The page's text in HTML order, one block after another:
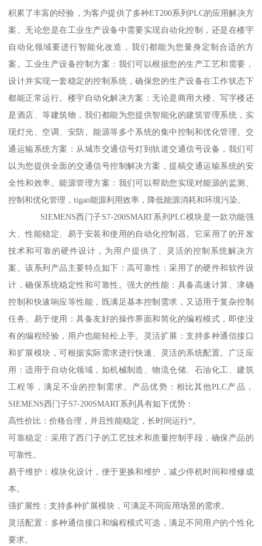
积累了丰富的经验，为客户提供了多种ET200系列PLC的应用解决方
案。无论您是在工业生产设备中需要实现自动化控制，还是在楼宇
自动化领域要进行智能化改造，我们都能为您量身定制合适的方
案。工业生产设备控制方案：我们可以根据您的生产工艺和需要，
设计并实现一套稳定的控制系统，确保您的生产设备在工作状态下
都能正常运行。楼宇自动化解决方案：无论是商用大楼、写字楼还
是酒店、等建筑物，我们都能为您提供智能化的建筑管理系统，实
现灯光、空调、安防、能源等多个系统的集中控制和优化管理。交
通运输系统方案：从城市交通信号灯到轨道交通信号设备，我们可
以为您提供全面的交通信号控制解决方案，提稿交通运输系统的安
全性和效率。能源管理方案：我们可以帮助您实现对能源的监测、
控制和优化管理，tigao能源利用效率，降低能源消耗和环境污染。
SIEMENS西门子S7-200SMART系列PLC模块是一款功能强
大、性能稳定、易于安装和使用的自动化控制器。它采用了的开发
技术和可靠的硬件设计，为用户提供了、灵活的控制系统解决方
案。该系列产品主要特点如下：高可靠性：采用了的硬件和软件设
计，确保系统稳定性和可靠性。强大的性能：具备高速计算、津确
控制和快速响应等性能，既满足基本控制需求，又适用于复杂控制
任务。易于使用：具备友好的操作界面和简化的编程模式，即使没
有的编程经验，用户也能轻松上手。灵活扩展：支持多种通信接口
和扩展模块，可根据实际需求进行快速、灵活的系统配置。广泛应
用：适用于自动化领域，如机械制造、物流仓储、石油化工、建筑
工程等，满足不业的控制需求。产品优势：相比其他PLC产品，
SIEMENS西门子S7-200SMART系列具有如下优势：
高性价比：价格合理，并且性能稳定，长时间运行*。
可靠稳定：采用了西门子的工艺技术和质量控制手段，确保产品的
可靠性。
易于维护：模块化设计，便于更换和维护，减少停机时间和维修成
本。
强扩展性：支持多种扩展模块，可满足不同应用场景的需求。
灵活配置：多种通信接口和编程模式可选，满足不同用户的个性化
要求。